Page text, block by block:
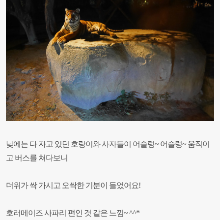
낮에는 다 자고 있던 호랑이와 사자들이 어슬렁~ 어슬렁~ 움직이
고 버스를 쳐다보니
더위가 싹 가시고 오싹한 기분이 들었어요!
호러메이즈 사파리 편인 것 같은 느낌~ ^^*